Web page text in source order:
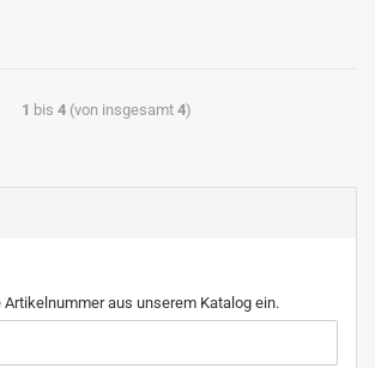
1 bis 4 (von insgesamt 4)
Artikelnummer aus unserem Katalog ein.